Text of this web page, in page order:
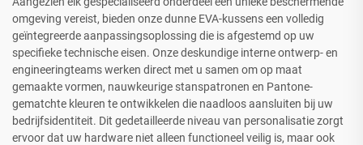
omgeving vereist, bieden onze dunne EVA-kussens een volledig
geïntegreerde aanpassingsoplossing die is afgestemd op uw
specifieke technische eisen. Onze deskundige interne ontwerp- en
engineeringteams werken direct met u samen om op maat
gemaakte vormen, nauwkeurige stanspatronen en Pantone-
gematchte kleuren te ontwikkelen die naadloos aansluiten bij uw
bedrijfsidentiteit. Dit gedetailleerde niveau van personalisatie zorgt
ervoor dat uw hardware niet alleen functioneel veilig is, maar ook